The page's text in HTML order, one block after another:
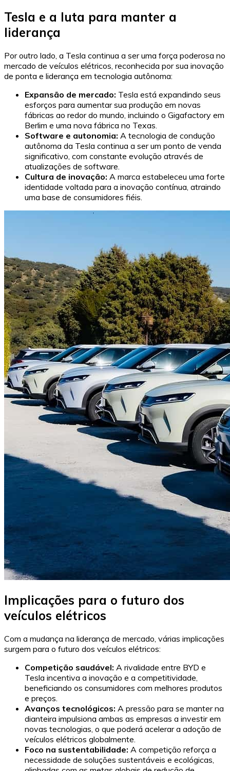
Tesla e a luta para manter a
liderança
Por outro lado, a Tesla continua a ser uma força poderosa no
mercado de veículos elétricos, reconhecida por sua inovação
de ponta e liderança em tecnologia autônoma:
Expansão de mercado: Tesla está expandindo seus
esforços para aumentar sua produção em novas
fábricas ao redor do mundo, incluindo o Gigafactory em
Berlim e uma nova fábrica no Texas.
Software e autonomia: A tecnologia de condução
autônoma da Tesla continua a ser um ponto de venda
significativo, com constante evolução através de
atualizações de software.
Cultura de inovação: A marca estabeleceu uma forte
identidade voltada para a inovação contínua, atraindo
uma base de consumidores fiéis.
Implicações para o futuro dos
veículos elétricos
Com a mudança na liderança de mercado, várias implicações
surgem para o futuro dos veículos elétricos:
Competição saudável: A rivalidade entre BYD e
Tesla incentiva a inovação e a competitividade,
beneficiando os consumidores com melhores produtos
e preços.
Avanços tecnológicos: A pressão para se manter na
dianteira impulsiona ambas as empresas a investir em
novas tecnologias, o que poderá acelerar a adoção de
veículos elétricos globalmente.
Foco na sustentabilidade: A competição reforça a
necessidade de soluções sustentáveis e ecológicas,